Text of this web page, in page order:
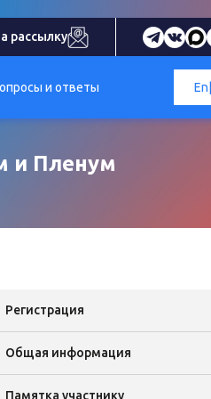
рассылку
и ответы En
и Пленум
Регистрация
Общая информация
Памятка участнику